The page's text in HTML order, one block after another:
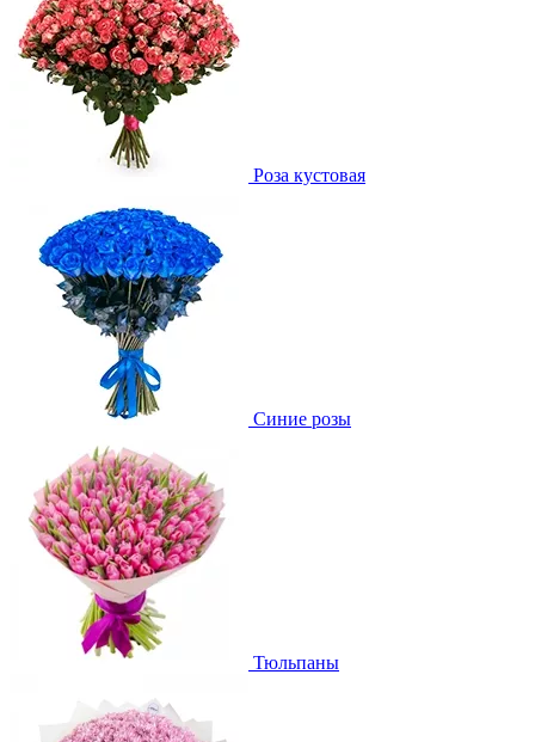
Роза кустовая
Синие розы
Тюльпаны